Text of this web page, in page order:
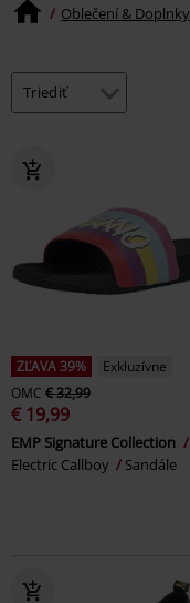
Oblečení & Doplnky
ZĽAVA 39%
Exkluzívne
OMC € 32,99
€ 19,99
EMP Signature Collection
Electric Callboy
Sandále